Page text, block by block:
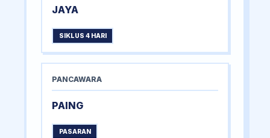
JAYA
SIKLUS 4 HARI
PANCAWARA
PAING
PASARAN